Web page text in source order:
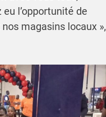
l’opportunité de
magasins locaux »,